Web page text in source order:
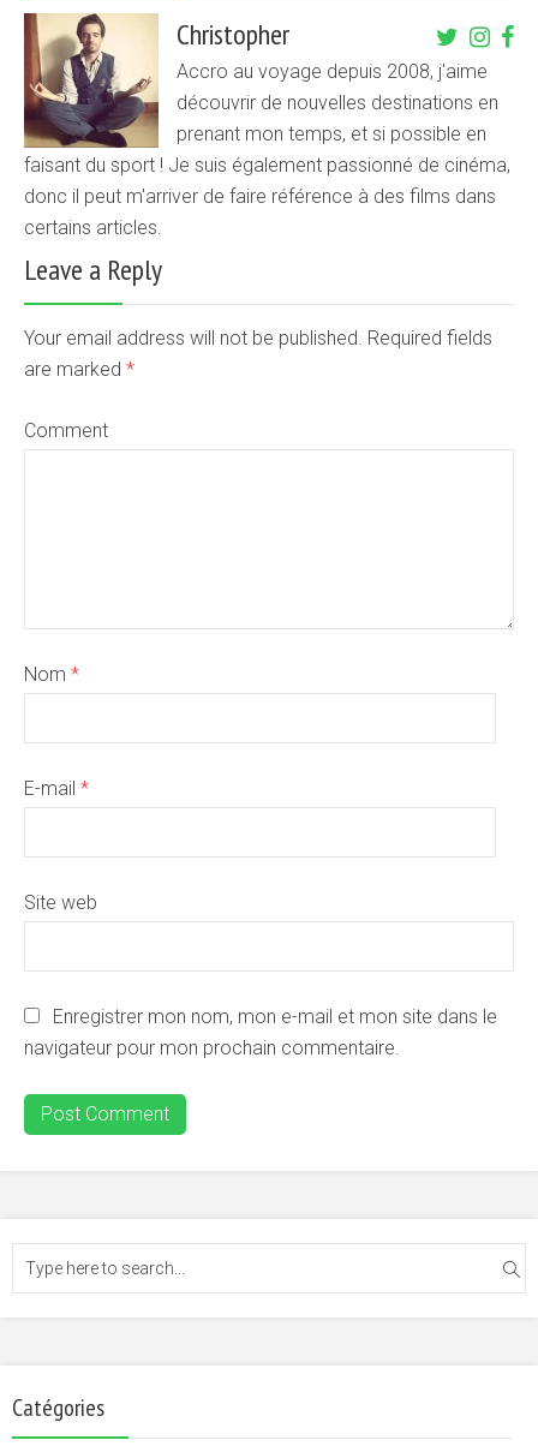
Christopher
Accro au voyage depuis 2008, j'aime
découvrir de nouvelles destinations en
prenant mon temps, et si possible en
faisant du sport ! Je suis également passionné de cinéma,
donc il peut m'arriver de faire référence à des films dans
certains articles.
Leave a Reply
Your email address will not be published. Required fields
are marked *
Comment
Nom *
E-mail *
Site web
Enregistrer mon nom, mon e-mail et mon site dans le
navigateur pour mon prochain commentaire.
Catégories